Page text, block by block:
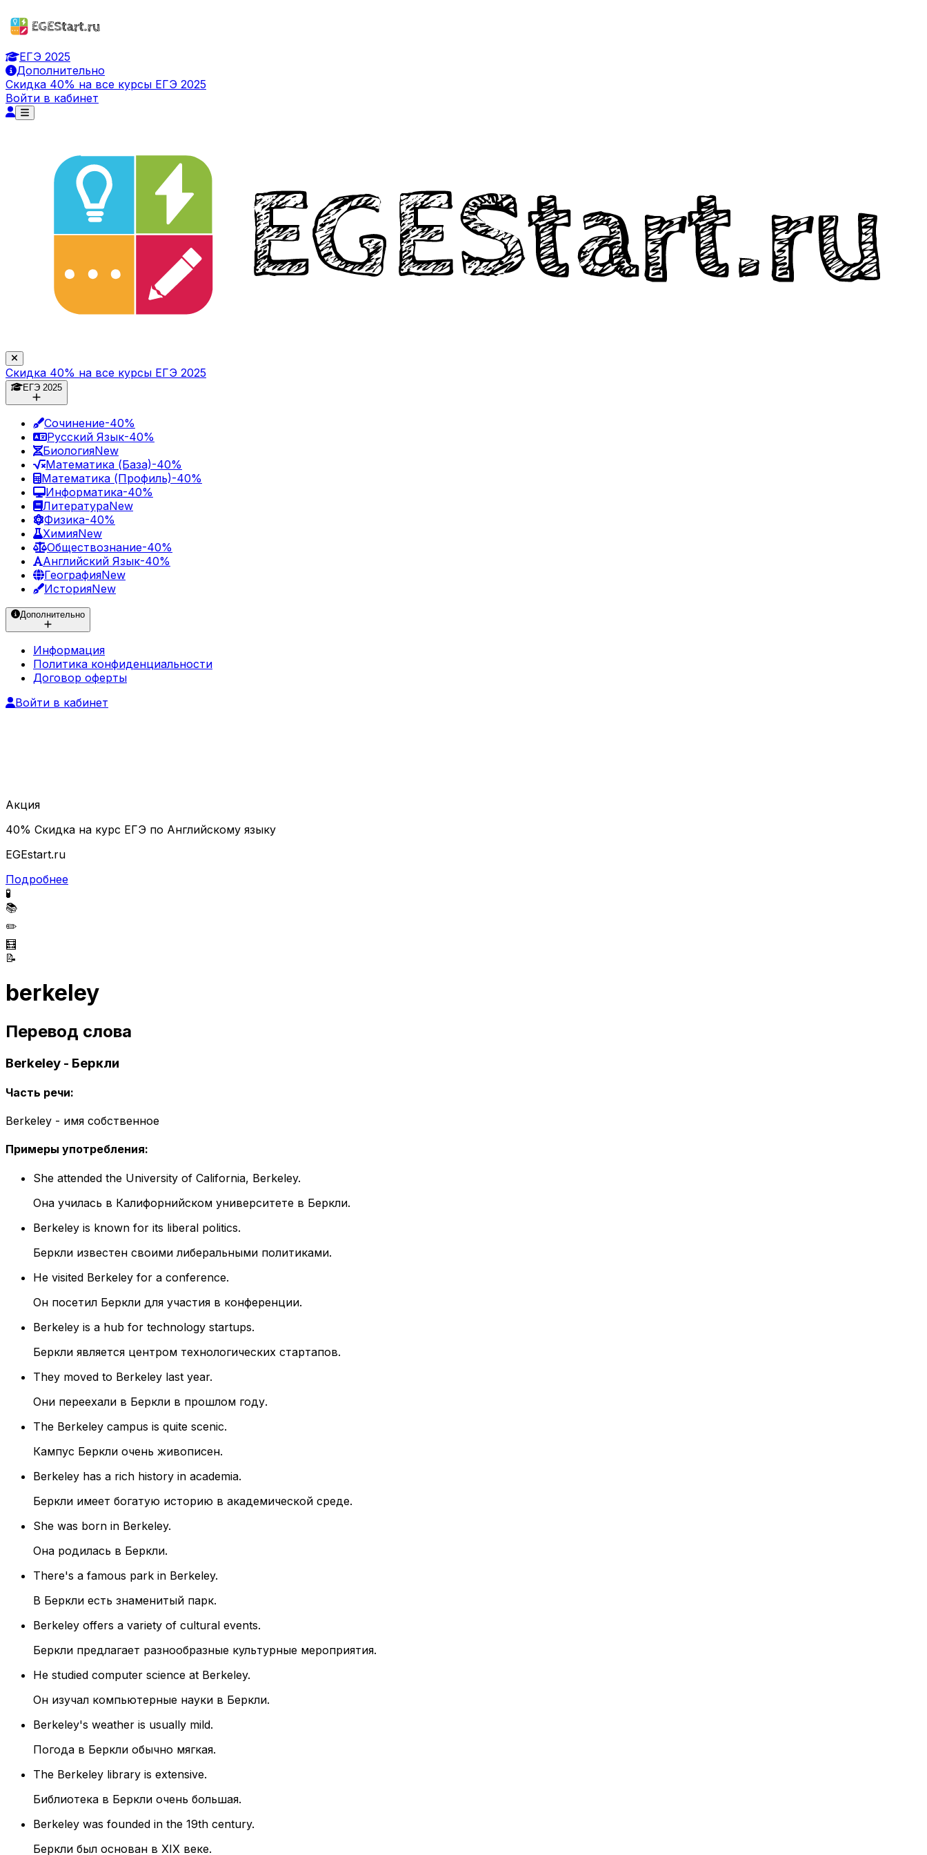
ЕГЭ 2025
Дополнительно
Скидка 40% на все курсы ЕГЭ 2025
Войти в кабинет
Скидка 40% на все курсы ЕГЭ 2025
ЕГЭ 2025
Сочинение-40%
Русский Язык-40%
БиологияNew
Математика (База)-40%
Математика (Профиль)-40%
Информатика-40%
ЛитератураNew
Физика-40%
ХимияNew
Обществознание-40%
Английский Язык-40%
ГеографияNew
ИсторияNew
Дополнительно
Информация
Политика конфиденциальности
Договор оферты
Войти в кабинет
Акция
40% Скидка на курс ЕГЭ по Английскому языку
EGEstart.ru
Подробнее
🧪
📚
✏️
🧮
📝
berkeley
Перевод слова
Berkeley - Беркли
Часть речи:
Berkeley - имя собственное
Примеры употребления:
She attended the University of California, Berkeley.
Она училась в Калифорнийском университете в Беркли.
Berkeley is known for its liberal politics.
Беркли известен своими либеральными политиками.
He visited Berkeley for a conference.
Он посетил Беркли для участия в конференции.
Berkeley is a hub for technology startups.
Беркли является центром технологических стартапов.
They moved to Berkeley last year.
Они переехали в Беркли в прошлом году.
The Berkeley campus is quite scenic.
Кампус Беркли очень живописен.
Berkeley has a rich history in academia.
Беркли имеет богатую историю в академической среде.
She was born in Berkeley.
Она родилась в Беркли.
There's a famous park in Berkeley.
В Беркли есть знаменитый парк.
Berkeley offers a variety of cultural events.
Беркли предлагает разнообразные культурные мероприятия.
He studied computer science at Berkeley.
Он изучал компьютерные науки в Беркли.
Berkeley's weather is usually mild.
Погода в Беркли обычно мягкая.
The Berkeley library is extensive.
Библиотека в Беркли очень большая.
Berkeley was founded in the 19th century.
Беркли был основан в XIX веке.